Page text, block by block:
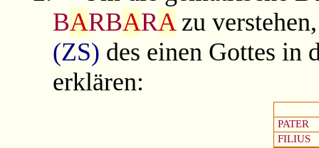
BARBARAzu
(ZS) des einen Gottes in
erklären:
PATER
FILIUS